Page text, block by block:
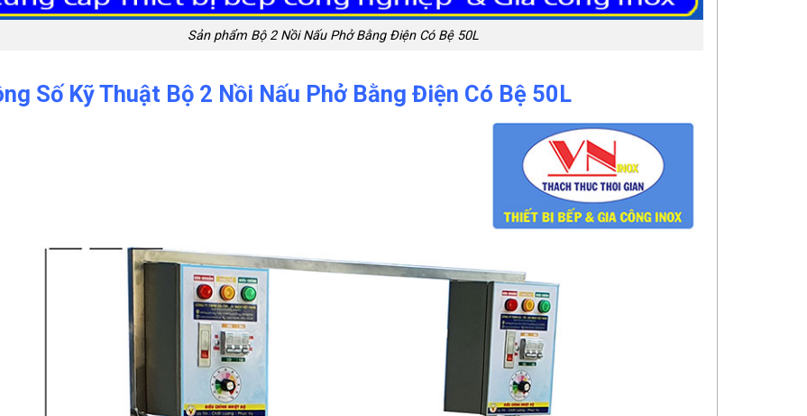
Sản phẩm Bộ 2 Nồi Nấu Phở Bằng Điện Có Bệ 50L
Số Kỹ Thuật Bộ 2 Nồi Nấu Phở Bằng Điện Có Bệ 50L